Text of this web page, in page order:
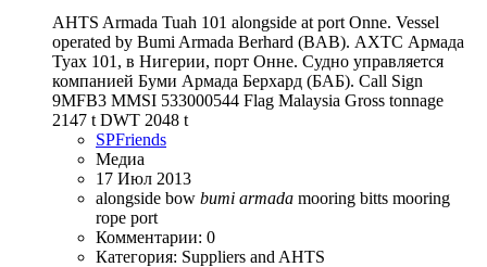
AHTS Armada Tuah 101 alongside at port Onne. Vessel
operated by Bumi Armada Berhard (BAB). АХТС Армада
Туах 101, в Нигерии, порт Онне. Судно управляется
компанией Буми Армада Берхард (БАБ). Call Sign
9MFB3 MMSI 533000544 Flag Malaysia Gross tonnage
2147 t DWT 2048 t
SPFriends
Медиа
17 Июл 2013
alongside bow bumi armada mooring bitts mooring
rope port
Комментарии: 0
Категория: Suppliers and AHTS